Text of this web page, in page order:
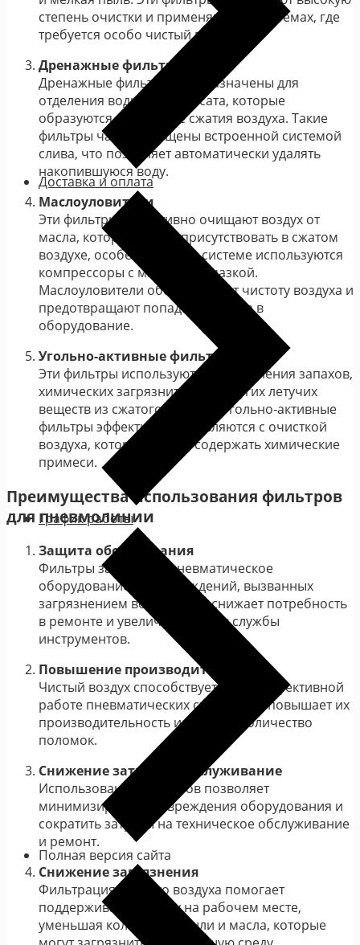
степень очистки и применяются в системах, где
требуется особо чистый воздух.
Дренажные фильтры
Дренажные фильтры предназначены для
отделения воды и конденсата, которые
образуются в процессе сжатия воздуха. Такие
фильтры часто оснащены встроенной системой
слива, что позволяет автоматически удалять
накопившуюся воду.
Маслоуловители
Эти фильтры эффективно очищают воздух от
масла, которое может присутствовать в сжатом
воздухе, особенно если в системе используются
компрессоры с масляной смазкой.
Маслоуловители обеспечивают чистоту воздуха и
предотвращают попадание масла в
оборудование.
Угольно-активные фильтры
Эти фильтры используются для удаления запахов,
химических загрязнителей и других летучих
веществ из сжатого воздуха. Угольно-активные
фильтры эффективно справляются с очисткой
воздуха, который может содержать химические
примеси.
Преимущества использования фильтров
для пневмолинии
Защита оборудования
Фильтры защищают пневматическое
оборудование от повреждений, вызванных
загрязнением воздуха, что снижает потребность
в ремонте и увеличивает срок службы
инструментов.
Повышение производительности
Чистый воздух способствует более эффективной
работе пневматических систем, что повышает их
производительность и снижает количество
поломок.
Снижение затрат на обслуживание
Использование фильтров позволяет
минимизировать повреждения оборудования и
сократить затраты на техническое обслуживание
и ремонт.
Снижение загрязнения
Фильтрация сжатого воздуха помогает
поддерживать чистоту на рабочем месте,
уменьшая количество пыли и масла, которые
Доставка и оплата
График работы
Полная версия сайта